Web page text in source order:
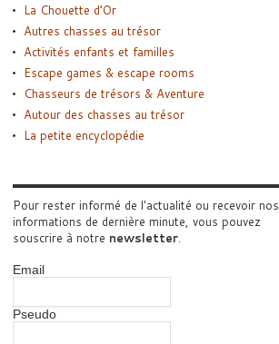
La Chouette d’Or
Autres chasses au trésor
Activités enfants et familles
Escape games & escape rooms
Chasseurs de trésors & Aventure
Autour des chasses au trésor
La petite encyclopédie
Pour rester informé de l'actualité ou recevoir nos
informations de dernière minute, vous pouvez
souscrire à notre newsletter.
Email
Pseudo